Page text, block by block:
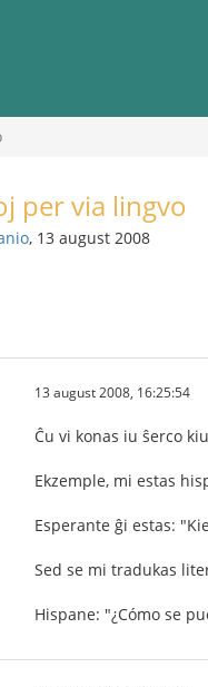
per via lingvo
, 13 august 2008
13 august 2008, 16:25:54
Ĉu vi konas iu ŝerco
Ekzemple, mi estas
Esperante ĝi estas:
Sed se mi tradukas
Hispane: "¿Cómo se